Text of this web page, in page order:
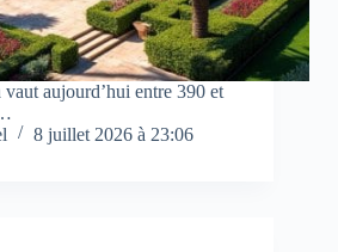
aujourd’hui entre 390 et
8 juillet 2026 à 23:06